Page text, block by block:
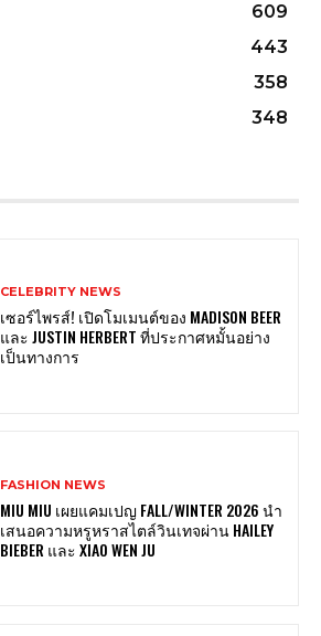
609
443
358
348
CELEBRITY NEWS
เซอร์ไพรส์! เปิดโมเมนต์ของ MADISON BEER
และ JUSTIN HERBERT ที่ประกาศหมั้นอย่าง
เป็นทางการ
FASHION NEWS
MIU MIU เผยแคมเปญ FALL/WINTER 2026 นำ
เสนอความหรูหราสไตล์วินเทจผ่าน HAILEY
BIEBER และ XIAO WEN JU